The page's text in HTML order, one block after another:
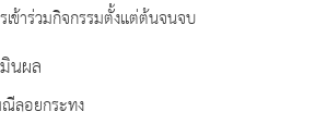
ข้าร่วมกิจกรรมตั้งแต่ต้นจนจบ
นผล
ณีลอยกระทง